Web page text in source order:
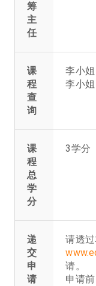
筹
主
任
课
程
查
询
李小
李小
课
程
总
学
分
3学分
递
交
申
请
请透
请。
申请